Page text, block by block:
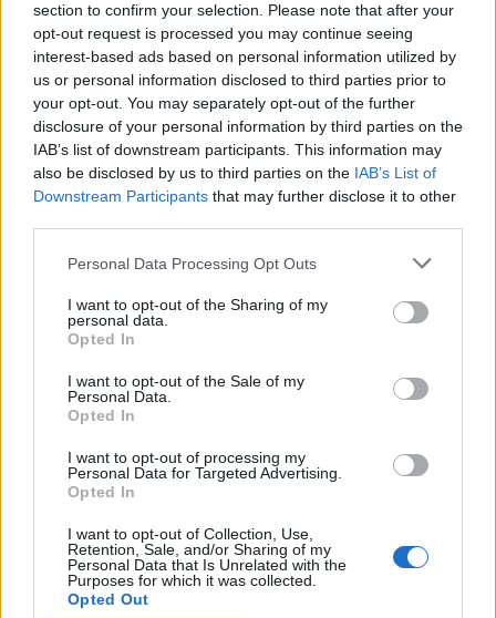
section to confirm your selection. Please note that after your
opt-out request is processed you may continue seeing
interest-based ads based on personal information utilized by
us or personal information disclosed to third parties prior to
your opt-out. You may separately opt-out of the further
disclosure of your personal information by third parties on the
IAB’s list of downstream participants. This information may
also be disclosed by us to third parties on the IAB’s List of
Downstream Participants that may further disclose it to other
Personal Data Processing Opt Outs
I want to opt-out of the Sharing of my
personal data.
Opted In
I want to opt-out of the Sale of my
Personal Data.
Opted In
I want to opt-out of processing my
Personal Data for Targeted Advertising.
Opted In
I want to opt-out of Collection, Use,
Retention, Sale, and/or Sharing of my
Personal Data that Is Unrelated with the
Purposes for which it was collected.
Opted Out
wenn Du in diesem Forum aktiv an den Gesprächen
teilnehmen oder eigene Themen starten möchtest,
musst Du Dich bitte zunächst im Spiel einloggen.
Falls Du noch keinen Spielaccount besitzt, bitte
registriere Dich neu. Wir freuen uns auf Deinen
nächsten Besuch in unserem Forum!„Zum Spiel“
Status des Themas: Es sind keine weiteren Antworten möglich.
Guest
Ahoi Piraten,
darum geht in einer bestimmten Zeitspanne so viele
Monster wie möglich zu töten. Die besten Monsterjäger
sind die Ahab und die Jagdklingen für Euch verfügbar. Seid
Ihr der Herausforderungen gewachsen und möchtet mehr
Informationen, dann lest die
Start: 03.02.2017 17:00:00 (local server time)
Ende: 03.02.2017 18:30:00 (local server time)